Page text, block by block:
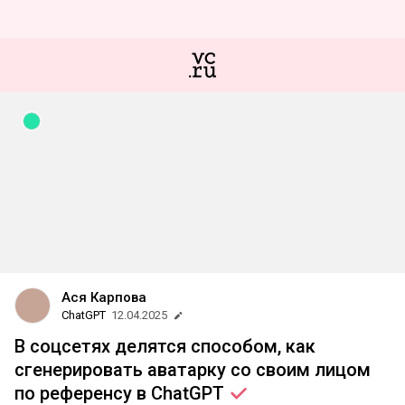
Ася Карпова
ChatGPT 12.04.2025
В соцсетях делятся способом, как
сгенерировать аватарку со своим лицом
по референсу в ChatGPT